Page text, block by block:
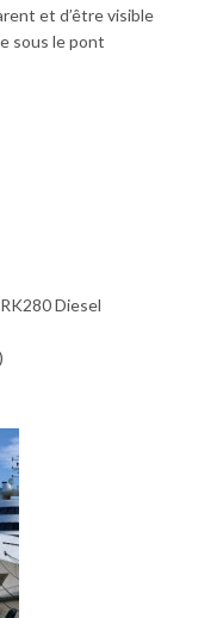
et d’être visible
sous le pont
Diesel